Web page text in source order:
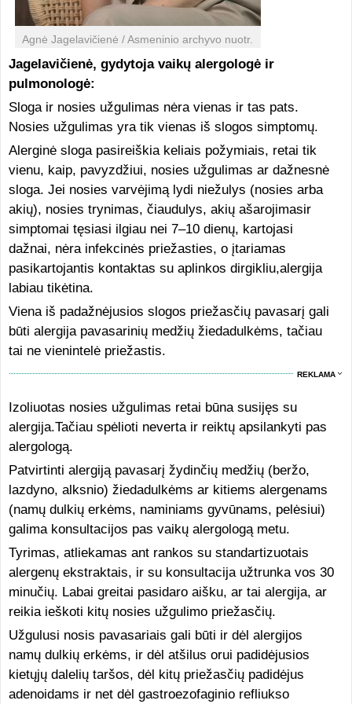
Agnė Jagelavičienė / Asmeninio archyvo nuotr.
Jagelavičienė, gydytoja vaikų alergologė ir
pulmonologė:
Sloga ir nosies užgulimas nėra vienas ir tas pats.
Nosies užgulimas yra tik vienas iš slogos simptomų.
Alerginė sloga pasireiškia keliais požymiais, retai tik
vienu, kaip, pavyzdžiui, nosies užgulimas ar dažnesnė
sloga. Jei nosies varvėjimą lydi niežulys (nosies arba
akių), nosies trynimas, čiaudulys, akių ašarojimasir
simptomai tęsiasi ilgiau nei 7–10 dienų, kartojasi
dažnai, nėra infekcinės priežasties, o įtariamas
pasikartojantis kontaktas su aplinkos dirgikliu,alergija
labiau tikėtina.
Viena iš padažnėjusios slogos priežasčių pavasarį gali
būti alergija pavasarinių medžių žiedadulkėms, tačiau
tai ne vienintelė priežastis.
REKLAMA
Izoliuotas nosies užgulimas retai būna susijęs su
alergija.Tačiau spėlioti neverta ir reiktų apsilankyti pas
alergologą.
Patvirtinti alergiją pavasarį žydinčių medžių (beržo,
lazdyno, alksnio) žiedadulkėms ar kitiems alergenams
(namų dulkių erkėms, naminiams gyvūnams, pelėsiui)
galima konsultacijos pas vaikų alergologą metu.
Tyrimas, atliekamas ant rankos su standartizuotais
alergenų ekstraktais, ir su konsultacija užtrunka vos 30
minučių. Labai greitai pasidaro aišku, ar tai alergija, ar
reikia ieškoti kitų nosies užgulimo priežasčių.
Užgulusi nosis pavasariais gali būti ir dėl alergijos
namų dulkių erkėms, ir dėl atšilus orui padidėjusios
kietųjų dalelių taršos, dėl kitų priežasčių padidėjus
adenoidams ir net dėl gastroezofaginio refliukso